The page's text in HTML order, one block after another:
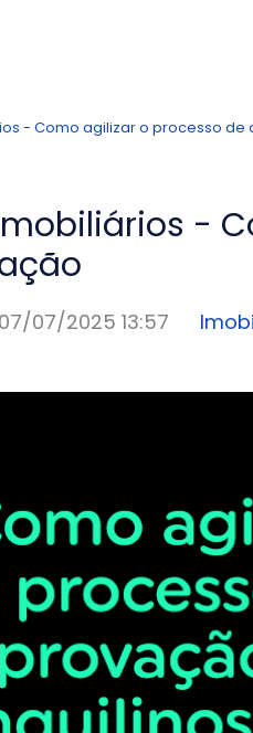
- Como agilizar o processo de
-
07/2025 13:57